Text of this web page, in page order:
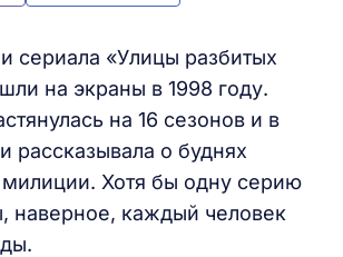
сериала «Улицы разбитых
на экраны в 1998 году.
на 16 сезонов и в
рассказывала о буднях
милиции. Хотя бы одну серию
наверное, каждый человек